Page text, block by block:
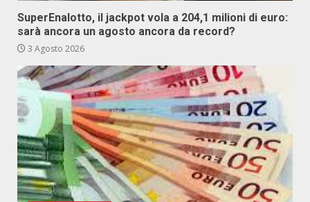
SuperEnalotto, il jackpot vola a 204,1 milioni di euro:
sarà ancora un agosto ancora da record?
3 Agosto 2026